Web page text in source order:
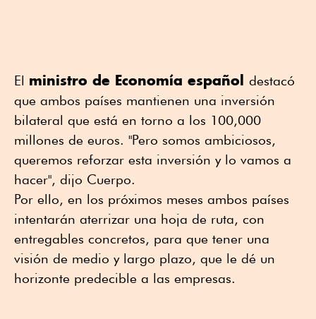
El ministro de Economía español destacó
que ambos países mantienen una inversión
bilateral que está en torno a los 100,000
millones de euros. "Pero somos ambiciosos,
queremos reforzar esta inversión y lo vamos a
hacer", dijo Cuerpo.
Por ello, en los próximos meses ambos países
intentarán aterrizar una hoja de ruta, con
entregables concretos, para que tener una
visión de medio y largo plazo, que le dé un
horizonte predecible a las empresas.